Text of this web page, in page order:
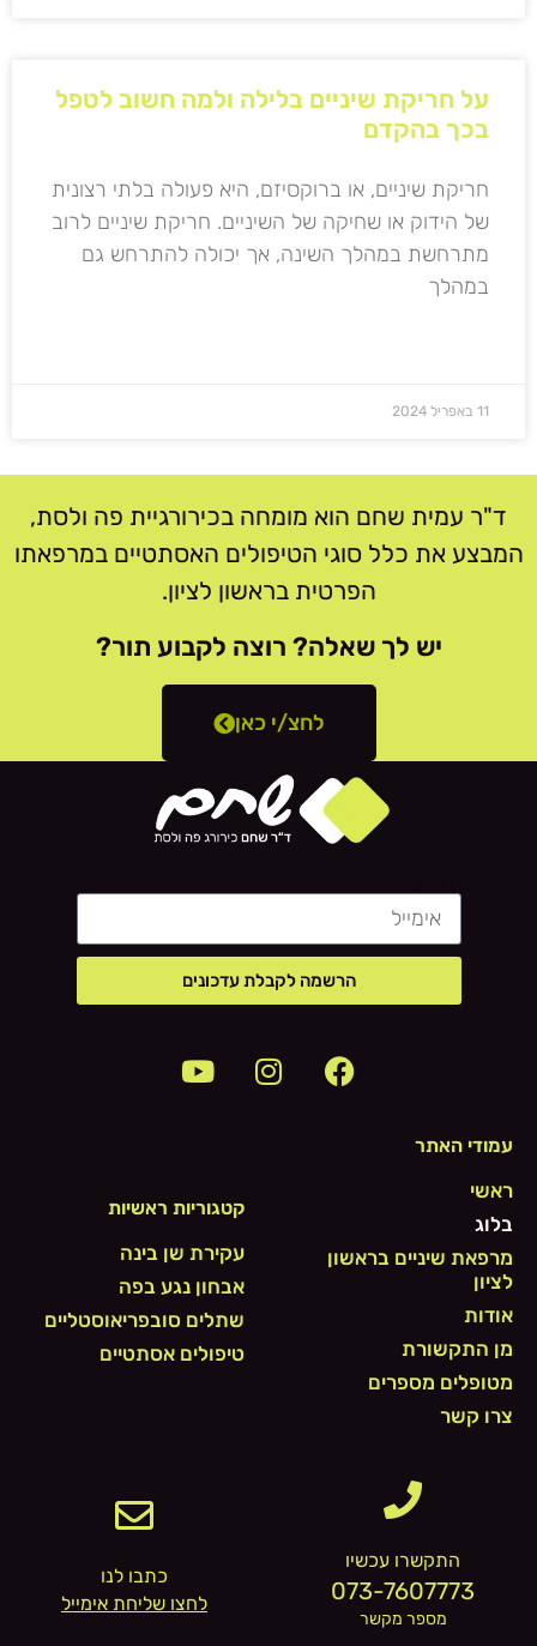
על חריקת שיניים בלילה ולמה חשוב לטפל
בכך בהקדם
חריקת שיניים, או ברוקסיזם, היא פעולה בלתי רצונית
של הידוק או שחיקה של השיניים. חריקת שיניים לרוב
מתרחשת במהלך השינה, אך יכולה להתרחש גם
במהלך
11 באפריל 2024
ד"ר עמית שחם הוא מומחה בכירורגיית פה ולסת,
המבצע את כלל סוגי הטיפולים האסתטיים במרפאתו
הפרטית בראשון לציון.
יש לך שאלה? רוצה לקבוע תור?
לחצ/י כאן
הרשמה לקבלת עדכונים
עמודי האתר
ראשי
בלוג
מרפאת שיניים בראשון
לציון
אודות
מן התקשורת
מטופלים מספרים
צרו קשר
קטגוריות ראשיות
עקירת שן בינה
אבחון נגע בפה
שתלים סובפריאוסטליים
טיפולים אסתטיים
התקשרו עכשיו
073-7607773
מספר מקשר
כתבו לנו
לחצו שליחת אימייל